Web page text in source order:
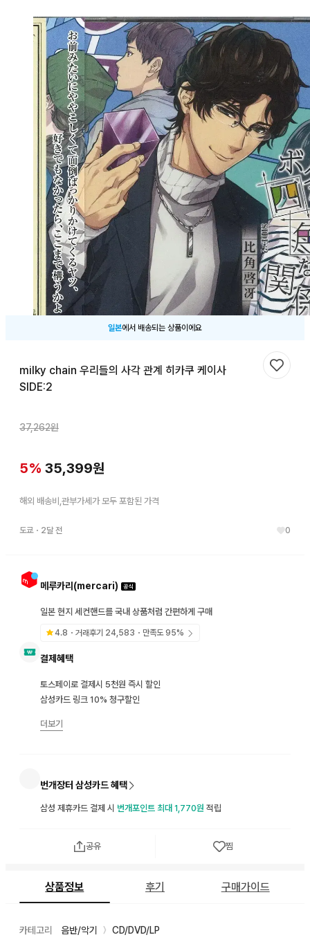
일본에서 배송되는 상품이에요
milky chain 우리들의 사각 관계 히카쿠 케이사
SIDE:2
37,262원
5% 35,399원
해외 배송비,관부가세가 모두 포함된 가격
도쿄・ 2달 전 0
메루카리(mercari)
일본 현지 세컨핸드를 국내 상품처럼 간편하게 구매
4.8 ・거래후기 24,583 ・만족도95%
결제혜택
토스페이로 결제시 5천원 즉시 할인
삼성카드 링크 10% 청구할인
더보기
번개장터 삼성카드 혜택
삼성 제휴카드 결제 시 번개포인트 최대 1,770원 적립
찜하기
공유 찜
상품정보 후기 구매가이드
카테고리 음반/악기 〉
CD/DVD/LP